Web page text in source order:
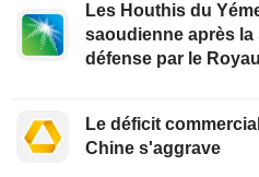
Les Houthis du
saoudienne après
défense par le
Le déficit
Chine s'aggrave